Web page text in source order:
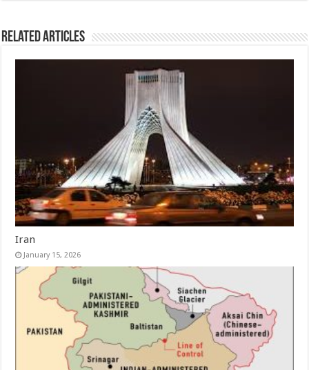
Related Articles
Iran
January 15, 2026